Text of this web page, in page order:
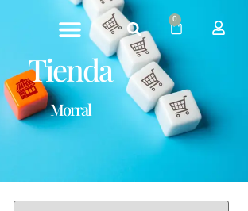
0
Tienda
Morral